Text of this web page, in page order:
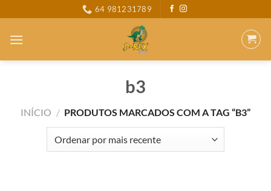
to
content
64 981231789
b3
INÍCIO / PRODUTOS MARCADOS COM A TAG “B3”